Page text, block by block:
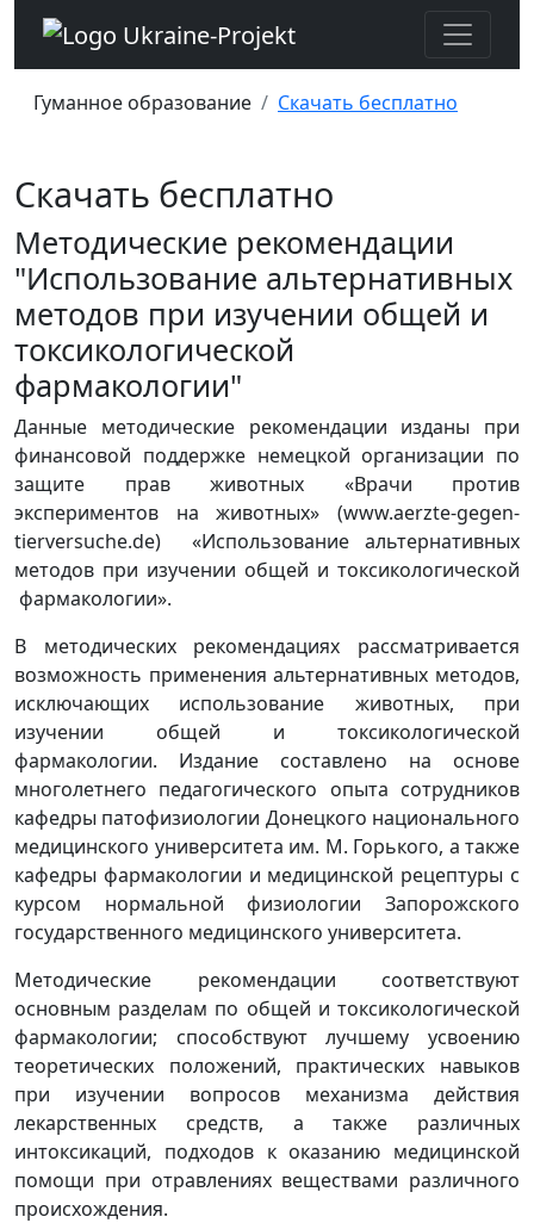
Гуманное образование Скачать бесплатно
Скачать бесплатно
Методические рекомендации
"Использование альтернативных
методов при изучении общей и
токсикологической
фармакологии"
Данные методические рекомендации изданы при
финансовой поддержке немецкой организации по
защите прав животных «Врачи против
экспериментов на животных» (www.aerzte-gegen-
tierversuche.de) «Использование альтернативных
методов при изучении общей и токсикологической
фармакологии».
В методических рекомендациях рассматривается
возможность применения альтернативных методов,
исключающих использование животных, при
изучении общей и токсикологической
фармакологии. Издание составлено на основе
многолетнего педагогического опыта сотрудников
кафедры патофизиологии Донецкого национального
медицинского университета им. М. Горького, а также
кафедры фармакологии и медицинской рецептуры с
курсом нормальной физиологии Запорожского
государственного медицинского университета.
Методические рекомендации соответствуют
основным разделам по общей и токсикологической
фармакологии; способствуют лучшему усвоению
теоретических положений, практических навыков
при изучении вопросов механизма действия
лекарственных средств, а также различных
интоксикаций, подходов к оказанию медицинской
помощи при отравлениях веществами различного
происхождения.